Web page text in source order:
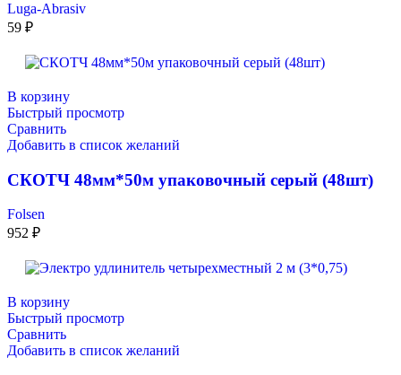
Luga-Abrasiv
59 ₽
В корзину
Быстрый просмотр
Сравнить
Добавить в список желаний
СКОТЧ 48мм*50м упаковочный серый (48шт)
Folsen
952 ₽
В корзину
Быстрый просмотр
Сравнить
Добавить в список желаний